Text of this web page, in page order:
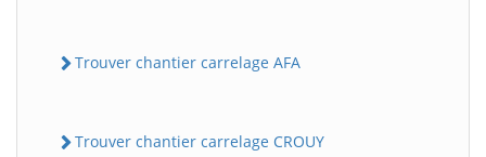
Trouver chantier carrelage AFA
Trouver chantier carrelage CROUY